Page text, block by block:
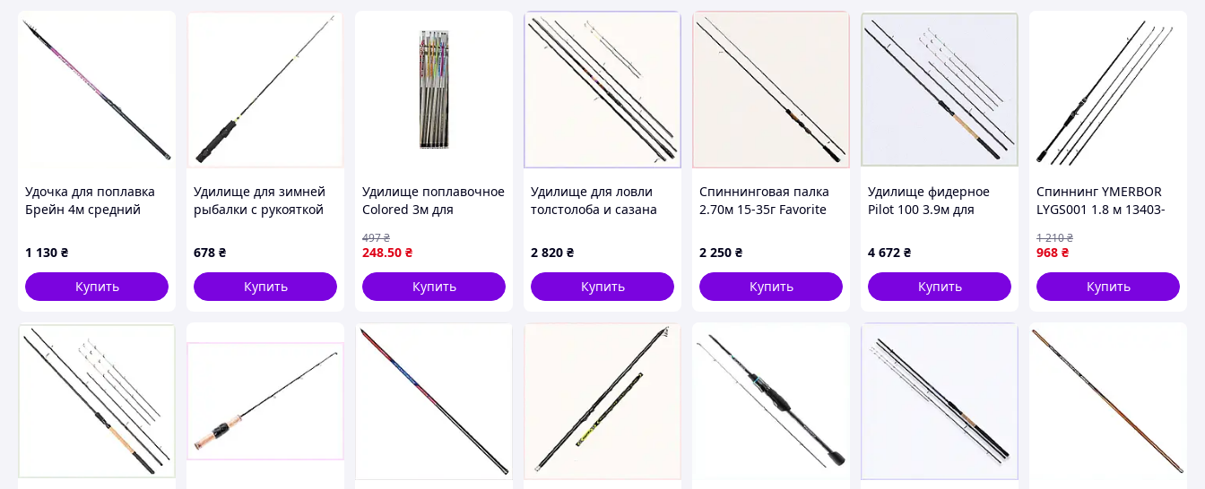
Удочка для поплавка
Брейн 4м средний
1 130 ₴
Купить
Удилище для зимней
рыбалки с рукояткой
678 ₴
Купить
Удилище поплавочное
Colored 3м для
прочное с разборной
конструкцией
248.50 ₴
497₴
Купить
Удилище для ловли
толстолоба и сазана
64AB88151
2 820 ₴
Купить
Спиннинговая палка
2.70м 15-35г Favorite
2 250 ₴
Купить
Удилище фидерное
Pilot 100 3.9м для
648T81C29
4 672 ₴
Купить
Спиннинг YMERBOR
LYGS001 1.8 м 13403-
968 ₴
1 210₴
Купить